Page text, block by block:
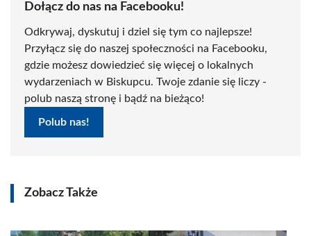
Dołącz do nas na Facebooku!
Odkrywaj, dyskutuj i dziel się tym co najlepsze!
Przyłącz się do naszej społeczności na Facebooku,
gdzie możesz dowiedzieć się więcej o lokalnych
wydarzeniach w Biskupcu. Twoje zdanie się liczy -
polub naszą stronę i bądź na bieżąco!
Polub nas!
Zobacz Także